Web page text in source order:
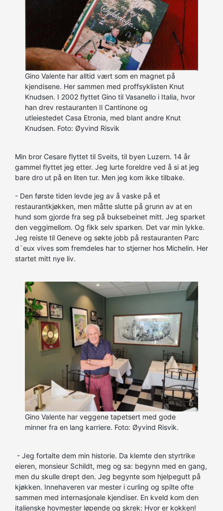
Gino Valente har alltid vært som en magnet på
kjendisene. Her sammen med proffsyklisten Knut
Knudsen. I 2002 flyttet Gino til Vasanello i Italia, hvor
han drev restauranten Il Cantinone og
utleiestedet Casa Etronia, med blant andre Knut
Knudsen. Foto: Øyvind Risvik
Min bror Cesare flyttet til Sveits, til byen Luzern. 14 år
gammel flyttet jeg etter. Jeg lurte foreldre ved å si at jeg
bare dro ut på en liten tur. Men jeg kom ikke tilbake.
- Den første tiden levde jeg av å vaske på et
restaurantkjøkken, men måtte slutte på grunn av at en
hund som gjorde fra seg på buksebeinet mitt. Jeg sparket
den veggimellom. Og fikk selv sparken. Det var min lykke.
Jeg reiste til Geneve og søkte jobb på restauranten Parc
d`eux vives som fremdeles har to stjerner hos Michelin. Her
startet mitt nye liv.
Gino Valente har veggene tapetsert med gode
minner fra en lang karriere. Foto: Øyvind Risvik.
- Jeg fortalte dem min historie. Da klemte den styrtrike
eieren, monsieur Schildt, meg og sa: begynn med en gang,
men du skulle drept den. Jeg begynte som hjelpegutt på
kjøkken. Innehaveren var mester i curling og spilte ofte
sammen med internasjonale kjendiser. En kveld kom den
italienske hovmester løpende og skrek: Hvor er kokken!